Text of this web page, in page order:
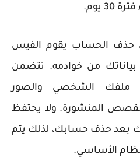
يوم.
حذف الحساب يقوم الفيس
من خوادمه. تتضمن
ملفك الشخصي والصور
المنشورة. ولا يحتفظ
بعد حذف حسابك، لذلك يتم
الأساسي.